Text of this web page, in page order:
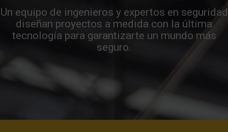
Un equipo de ingenieros y expertos en seguridad
diseñan proyectos a medida con la última
tecnología para garantizarte un mundo más
seguro.